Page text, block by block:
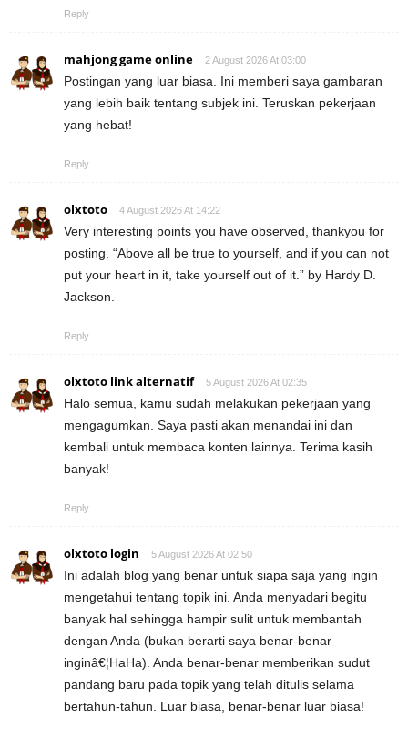
Reply
mahjong game online 2 August 2026 At 03:00
Postingan yang luar biasa. Ini memberi saya gambaran
yang lebih baik tentang subjek ini. Teruskan pekerjaan
yang hebat!
Reply
olxtoto 4 August 2026 At 14:22
Very interesting points you have observed, thankyou for
posting. “Above all be true to yourself, and if you can not
put your heart in it, take yourself out of it.” by Hardy D.
Jackson.
Reply
olxtoto link alternatif 5 August 2026 At 02:35
Halo semua, kamu sudah melakukan pekerjaan yang
mengagumkan. Saya pasti akan menandai ini dan
kembali untuk membaca konten lainnya. Terima kasih
banyak!
Reply
olxtoto login 5 August 2026 At 02:50
Ini adalah blog yang benar untuk siapa saja yang ingin
mengetahui tentang topik ini. Anda menyadari begitu
banyak hal sehingga hampir sulit untuk membantah
dengan Anda (bukan berarti saya benar-benar
inginâ€¦HaHa). Anda benar-benar memberikan sudut
pandang baru pada topik yang telah ditulis selama
bertahun-tahun. Luar biasa, benar-benar luar biasa!